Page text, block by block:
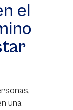
el
una